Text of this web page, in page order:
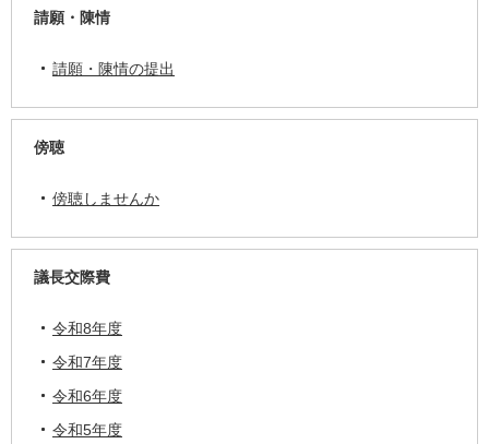
請願・陳情
請願・陳情の提出
傍聴
傍聴しませんか
議長交際費
令和8年度
令和7年度
令和6年度
令和5年度